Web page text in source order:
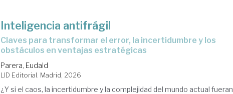
Inteligencia antifrágil
Claves para transformar el error, la incertidumbre y los
obstáculos en ventajas estratégicas
Parera, Eudald
LID Editorial. Madrid, 2026
¿Y si el caos, la incertidumbre y la complejidad del mundo actual fueran